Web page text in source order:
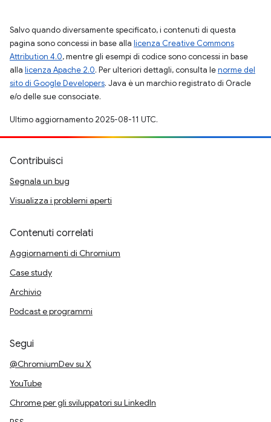
Salvo quando diversamente specificato, i contenuti di questa
pagina sono concessi in base alla licenza Creative Commons
Attribution 4.0, mentre gli esempi di codice sono concessi in base
alla licenza Apache 2.0. Per ulteriori dettagli, consulta lenorme del
sito di Google Developers. Java è un marchio registrato di Oracle
e/o delle sue consociate.
Ultimo aggiornamento 2025-08-11 UTC.
Contribuisci
Segnala un bug
Visualizza i problemi aperti
Contenuti correlati
Aggiornamenti di Chromium
Case study
Archivio
Podcast e programmi
Segui
@ChromiumDev su X
YouTube
Chrome per gli sviluppatori su LinkedIn